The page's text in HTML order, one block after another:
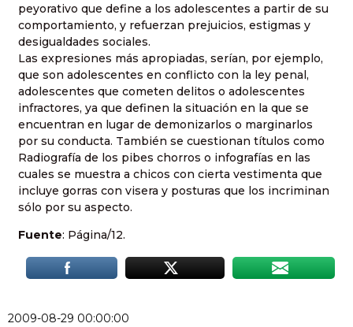
peyorativo que define a los adolescentes a partir de su
comportamiento, y refuerzan prejuicios, estigmas y
desigualdades sociales.
Las expresiones más apropiadas, serían, por ejemplo,
que son adolescentes en conflicto con la ley penal,
adolescentes que cometen delitos o adolescentes
infractores, ya que definen la situación en la que se
encuentran en lugar de demonizarlos o marginarlos
por su conducta. También se cuestionan títulos como
Radiografía de los pibes chorros o infografías en las
cuales se muestra a chicos con cierta vestimenta que
incluye gorras con visera y posturas que los incriminan
sólo por su aspecto.
Fuente: Página/12.
2009-08-29 00:00:00